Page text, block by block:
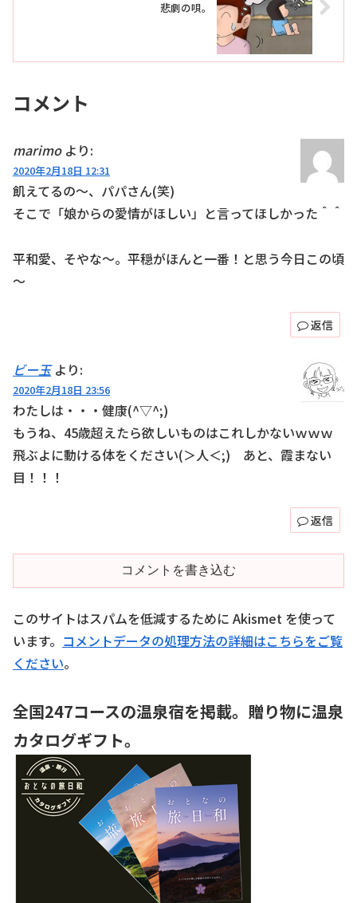
悲劇の唄。
コメント
marimo より:
2020年2月18日 12:31
飢えてるの～、パパさん(笑)
そこで「娘からの愛情がほしい」と言ってほしかった＾＾
平和愛、そやな～。平穏がほんと一番！と思う今日この頃
～
返信
ビー玉 より:
2020年2月18日 23:56
わたしは・・・健康(^▽^;)
もうね、45歳超えたら欲しいものはこれしかないｗｗｗ
飛ぶよに動ける体をください(＞人＜;) あと、霞まない
目！！！
返信
コメントを書き込む
このサイトはスパムを低減するために Akismet を使って
います。 コメントデータの処理方法の詳細はこちらをご覧
ください。
全国247コースの温泉宿を掲載。贈り物に温泉
カタログギフト。